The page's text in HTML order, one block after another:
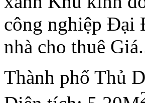
công nghiệp Đại
nhà cho thuê
Thành phố Thủ